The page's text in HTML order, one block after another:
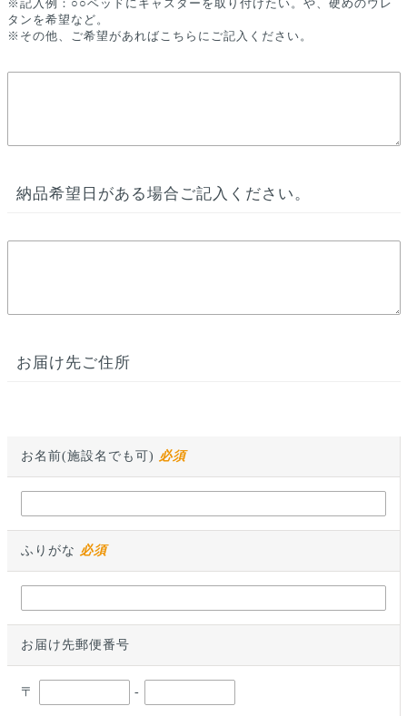
※記入例：○○ベッドにキャスターを取り付けたい。や、硬めのウレ
タンを希望など。
※その他、ご希望があればこちらにご記入ください。
納品希望日がある場合ご記入ください。
お届け先ご住所
お名前(施設名でも可) 必須
ふりがな 必須
お届け先郵便番号
〒 -